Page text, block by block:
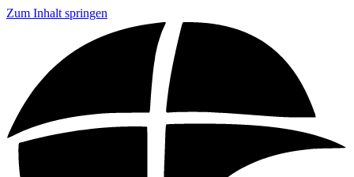
Zum Inhalt springen